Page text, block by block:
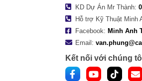
KD Dự Án Mr Thành:
Hỗ trợ Kỹ Thuật Minh
Facebook: Minh Anh
Email:
Kết nối với chúng